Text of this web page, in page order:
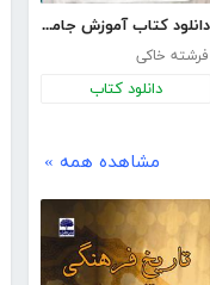
دانلود کتاب آموزش جامع پرواز روح یا برون فکنی کالبد اختری
فرشته خاکی
دانلود کتاب
مشاهده همه »